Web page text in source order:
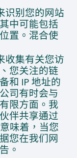
识别您的网站
中可能包括
置。混合使
收集有关您访
您关注的链
和 IP 地址的
司有时会与
限方面。我
伴共享通过
味着，当您
您在我们网
。